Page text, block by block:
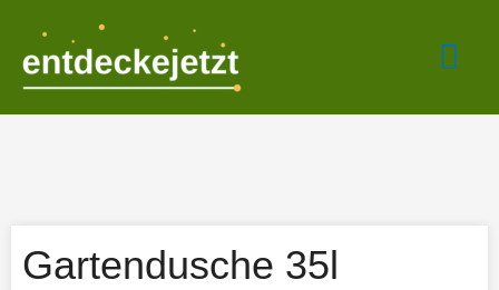
springen
Gartendusche 35l